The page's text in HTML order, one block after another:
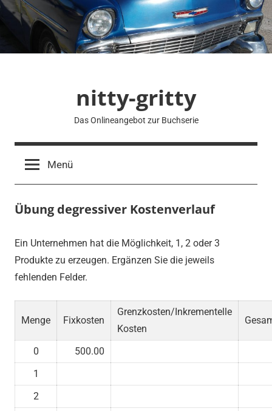
Zum
Inhalt
nitty-gritty
Das Onlineangebot zur Buchserie
Menü
Übung degressiver Kostenverlauf
Ein Unternehmen hat die Möglichkeit, 1, 2 oder 3
Produkte zu erzeugen. Ergänzen Sie die jeweils
fehlenden Felder.
Menge Fixkosten
Grenzkosten/Inkrementelle
Kosten
0
500.00
1
2